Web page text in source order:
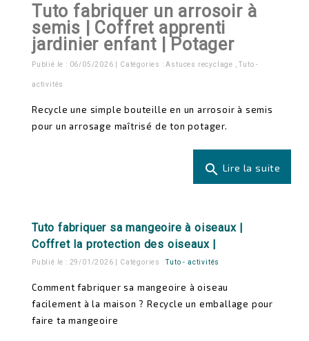
Tuto fabriquer un arrosoir à
semis | Coffret apprenti
jardinier enfant | Potager
Publié le : 06/05/2026 | Catégories :Astuces recyclage ,Tuto -
activités
Recycle une simple bouteille en un arrosoir à semis
pour un arrosage maîtrisé de ton potager.
search Lire la suite
Tuto fabriquer sa mangeoire à oiseaux |
Coffret la protection des oiseaux |
Publié le : 29/01/2026 | Catégories :Tuto - activités
Comment fabriquer sa mangeoire à oiseau
facilement à la maison ? Recycle un emballage pour
faire ta mangeoire